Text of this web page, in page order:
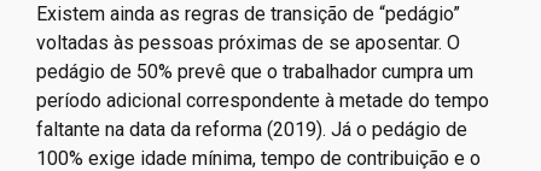
Existem ainda as regras de transição de “pedágio”
voltadas às pessoas próximas de se aposentar. O
pedágio de 50% prevê que o trabalhador cumpra um
período adicional correspondente à metade do tempo
faltante na data da reforma (2019). Já o pedágio de
100% exige idade mínima, tempo de contribuição e o